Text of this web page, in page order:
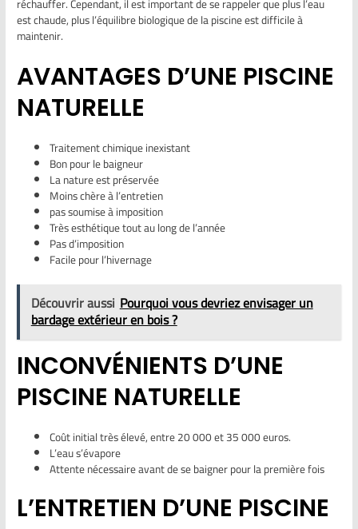
réchauffer. Cependant, il est important de se rappeler que plus l’eau
est chaude, plus l’équilibre biologique de la piscine est difficile à
maintenir.
AVANTAGES D’UNE PISCINE
NATURELLE
Traitement chimique inexistant
Bon pour le baigneur
La nature est préservée
Moins chère à l’entretien
pas soumise à imposition
Très esthétique tout au long de l’année
Pas d’imposition
Facile pour l’hivernage
Découvrir aussi Pourquoi vous devriez envisager un
bardage extérieur en bois ?
INCONVÉNIENTS D’UNE
PISCINE NATURELLE
Coût initial très élevé, entre 20 000 et 35 000 euros.
L’eau s’évapore
Attente nécessaire avant de se baigner pour la première fois
L’ENTRETIEN D’UNE PISCINE